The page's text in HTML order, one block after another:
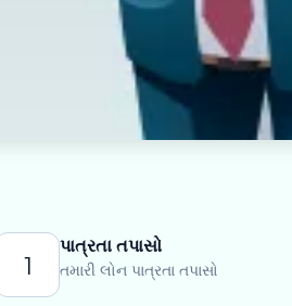
1
પાત્રતા તપાસો
તમારી લોન પાત્રતા તપાસો